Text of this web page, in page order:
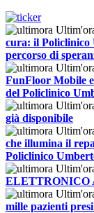
cura: il Policlinico
percorso di
FunFloor Mobile
del Policlinico
già disponibile
che illumina il
Policlinico
ELETTRONICO
mille pazienti